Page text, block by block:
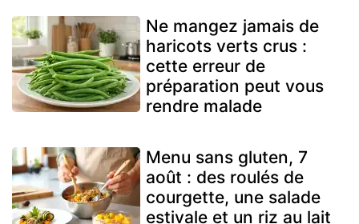
Ne mangez jamais de
haricots verts crus :
cette erreur de
préparation peut vous
rendre malade
Menu sans gluten, 7
août : des roulés de
courgette, une salade
estivale et un riz au lait